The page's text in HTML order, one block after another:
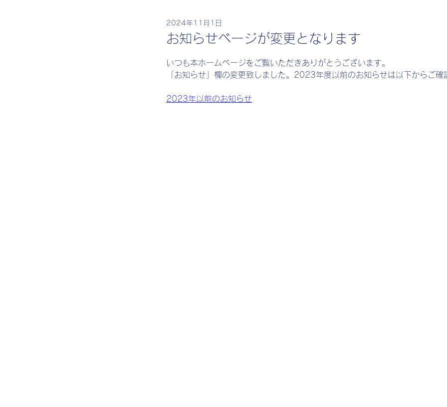
2024年11月1日
お知らせページが変更となります
いつも本ホームページをご覧いただきありがとうございます。
「お知らせ」欄の変更致しました。2023年度以前のお知らせは以下からご確
2023年以前のお知らせ